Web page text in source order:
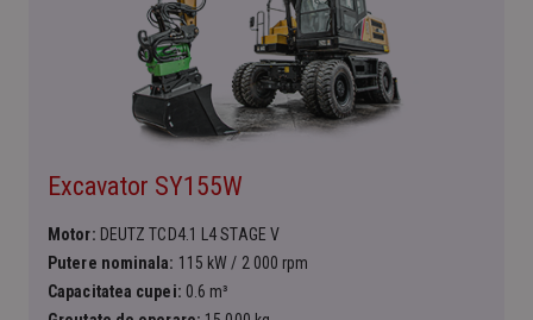
Excavator SY155W
Motor: DEUTZ TCD4.1 L4 STAGE V
Putere nominala: 115 kW / 2 000 rpm
Capacitatea cupei: 0.6 m³